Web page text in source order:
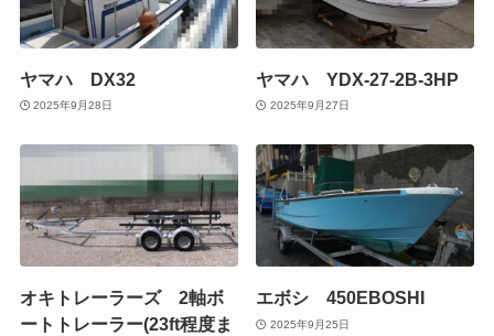
ヤマハ DX32
2025年9月28日
ヤマハ YDX-27-2B-3HP
2025年9月27日
オキトレーラーズ 2軸ボ
ートトレーラー(23ft程度ま
エボシ 450EBOSHI
2025年9月25日